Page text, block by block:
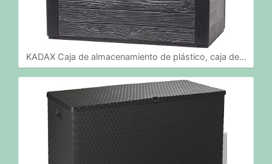
KADAX Caja de almacenamiento de plástico, caja de…